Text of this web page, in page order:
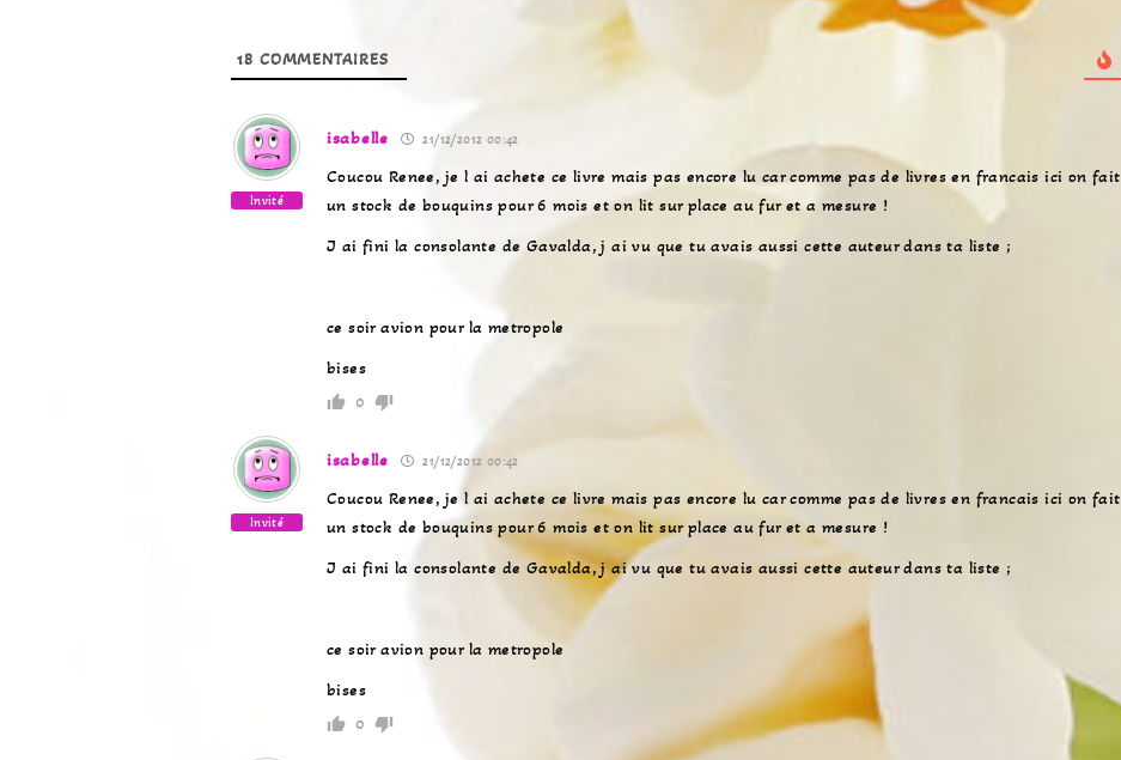
18 COMMENTAIRES
Invité
isabelle 21/12/2012 00:42
Coucou Renee, je l ai achete ce livre mais pas encore lu car comme pas de livres en francais ici on fait
un stock de bouquins pour 6 mois et on lit sur place au fur et a mesure !
J ai fini la consolante de Gavalda, j ai vu que tu avais aussi cette auteur dans ta liste ;
ce soir avion pour la metropole
bises
0
Invité
isabelle 21/12/2012 00:42
Coucou Renee, je l ai achete ce livre mais pas encore lu car comme pas de livres en francais ici on fait
un stock de bouquins pour 6 mois et on lit sur place au fur et a mesure !
J ai fini la consolante de Gavalda, j ai vu que tu avais aussi cette auteur dans ta liste ;
ce soir avion pour la metropole
bises
0